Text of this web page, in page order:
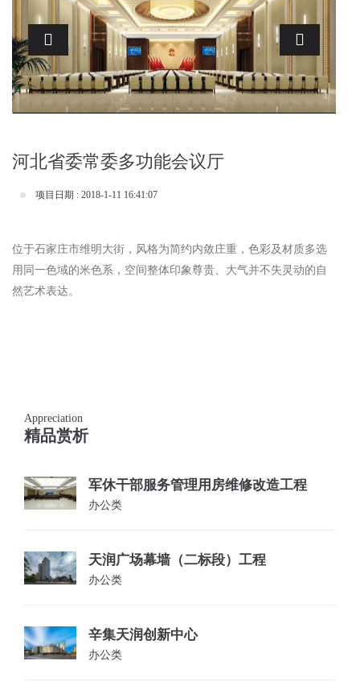
Previous Next
河北省委常委多功能会议厅
项目日期 : 2018-1-11 16:41:07
位于石家庄市维明大街，风格为简约内敛庄重，色彩及材质多选
用同一色域的米色系，空间整体印象尊贵、大气并不失灵动的自
然艺术表达。
Appreciation
精品赏析
军休干部服务管理用房维修改造工程
办公类
天润广场幕墙（二标段）工程
办公类
辛集天润创新中心
办公类